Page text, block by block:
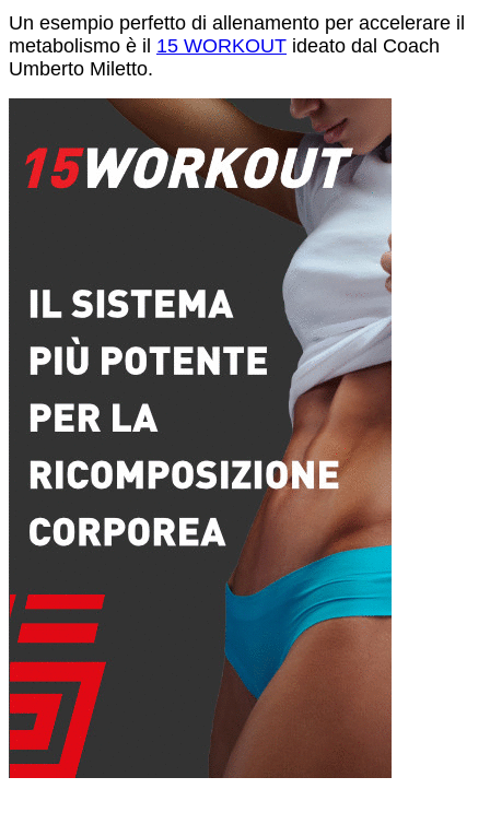
Un esempio perfetto di allenamento per accelerare il
metabolismo è il 15 WORKOUT ideato dal Coach
Umberto Miletto.